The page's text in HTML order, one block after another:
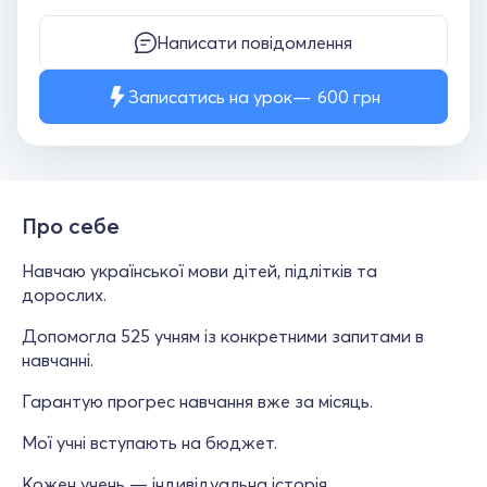
Написати повідомлення
Записатись на урок 600 грн
Про себе
Навчаю української мови дітей, підлітків та
дорослих.
Допомогла 525 учням із конкретними запитами в
навчанні.
Гарантую прогрес навчання вже за місяць.
Мої учні вступають на бюджет.